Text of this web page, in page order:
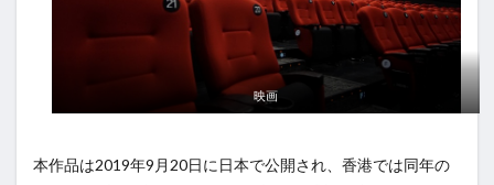
映画
本作品は2019年9月20日に日本で公開され、香港では同年の